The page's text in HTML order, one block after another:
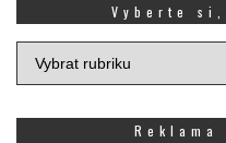
Vyberte
Vyberte
si,